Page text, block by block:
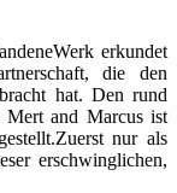
erkundet
die den
hat. Den rund
and Marcus ist
nur als
erschwinglichen,